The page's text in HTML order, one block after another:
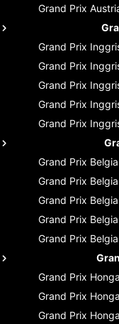
Grand Prix
Grand Prix
Grand Prix
Grand Prix
Grand Prix
Grand Prix
Grand Prix Belgia
Grand Prix Belgia
Grand Prix Belgia
Grand Prix Belgia
Grand Prix Belgia
Grand Prix
Grand Prix
Grand Prix